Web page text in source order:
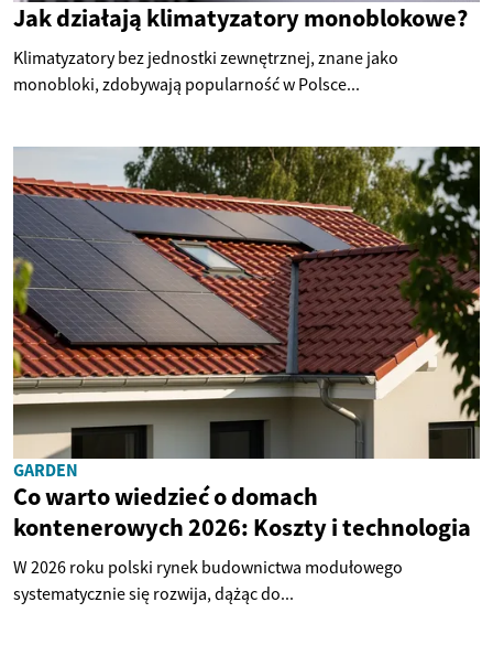
Jak działają klimatyzatory monoblokowe?
Klimatyzatory bez jednostki zewnętrznej, znane jako
monobloki, zdobywają popularność w Polsce...
GARDEN
Co warto wiedzieć o domach
kontenerowych 2026: Koszty i technologia
W 2026 roku polski rynek budownictwa modułowego
systematycznie się rozwija, dążąc do...